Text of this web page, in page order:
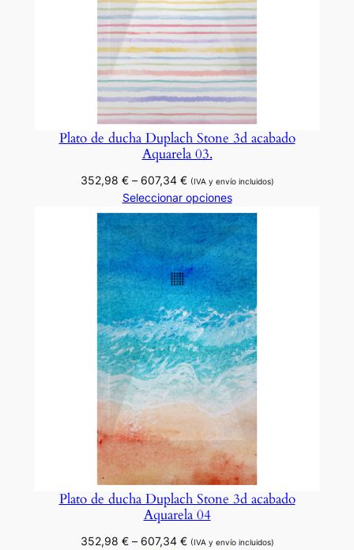
Plato de ducha Duplach Stone 3d acabado
Aquarela 03.
352,98 € – 607,34 €Rango
de
precios:
desde
352,98 €
hasta
607,34 €
(IVA y envío incluidos)
Seleccionar opciones
Plato de ducha Duplach Stone 3d acabado
Aquarela 04
352,98 € – 607,34 €Rango
(IVA y envío incluidos)